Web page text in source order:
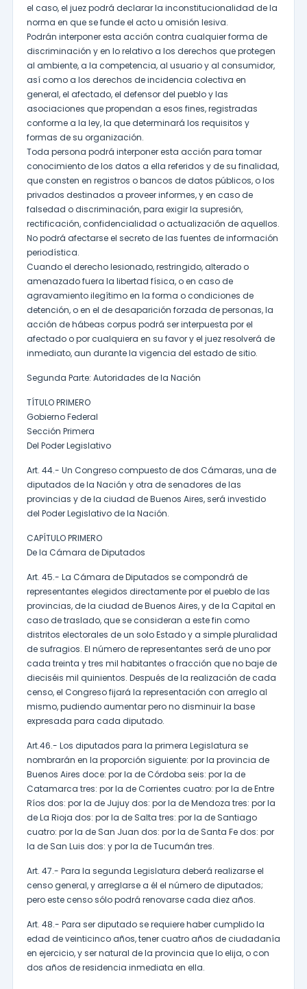
el caso, el juez podrá declarar la inconstitucionalidad de la
norma en que se funde el acto u omisión lesiva.
Podrán interponer esta acción contra cualquier forma de
discriminación y en lo relativo a los derechos que protegen
al ambiente, a la competencia, al usuario y al consumidor,
así como a los derechos de incidencia colectiva en
general, el afectado, el defensor del pueblo y las
asociaciones que propendan a esos fines, registradas
conforme a la ley, la que determinará los requisitos y
formas de su organización.
Toda persona podrá interponer esta acción para tomar
conocimiento de los datos a ella referidos y de su finalidad,
que consten en registros o bancos de datos públicos, o los
privados destinados a proveer informes, y en caso de
falsedad o discriminación, para exigir la supresión,
rectificación, confidencialidad o actualización de aquellos.
No podrá afectarse el secreto de las fuentes de información
periodística.
Cuando el derecho lesionado, restringido, alterado o
amenazado fuera la libertad física, o en caso de
agravamiento ilegítimo en la forma o condiciones de
detención, o en el de desaparición forzada de personas, la
acción de hábeas corpus podrá ser interpuesta por el
afectado o por cualquiera en su favor y el juez resolverá de
inmediato, aun durante la vigencia del estado de sitio.
Segunda Parte: Autoridades de la Nación
TÍTULO PRIMERO
Gobierno Federal
Sección Primera
Del Poder Legislativo
Art. 44.- Un Congreso compuesto de dos Cámaras, una de
diputados de la Nación y otra de senadores de las
provincias y de la ciudad de Buenos Aires, será investido
del Poder Legislativo de la Nación.
CAPÍTULO PRIMERO
De la Cámara de Diputados
Art. 45.- La Cámara de Diputados se compondrá de
representantes elegidos directamente por el pueblo de las
provincias, de la ciudad de Buenos Aires, y de la Capital en
caso de traslado, que se consideran a este fin como
distritos electorales de un solo Estado y a simple pluralidad
de sufragios. El número de representantes será de uno por
cada treinta y tres mil habitantes o fracción que no baje de
dieciséis mil quinientos. Después de la realización de cada
censo, el Congreso fijará la representación con arreglo al
mismo, pudiendo aumentar pero no disminuir la base
expresada para cada diputado.
Art.46.- Los diputados para la primera Legislatura se
nombrarán en la proporción siguiente: por la provincia de
Buenos Aires doce: por la de Córdoba seis: por la de
Catamarca tres: por la de Corrientes cuatro: por la de Entre
Ríos dos: por la de Jujuy dos: por la de Mendoza tres: por la
de La Rioja dos: por la de Salta tres: por la de Santiago
cuatro: por la de San Juan dos: por la de Santa Fe dos: por
la de San Luis dos: y por la de Tucumán tres.
Art. 47.- Para la segunda Legislatura deberá realizarse el
censo general, y arreglarse a él el número de diputados;
pero este censo sólo podrá renovarse cada diez años.
Art. 48.- Para ser diputado se requiere haber cumplido la
edad de veinticinco años, tener cuatro años de ciudadanía
en ejercicio, y ser natural de la provincia que lo elija, o con
dos años de residencia inmediata en ella.